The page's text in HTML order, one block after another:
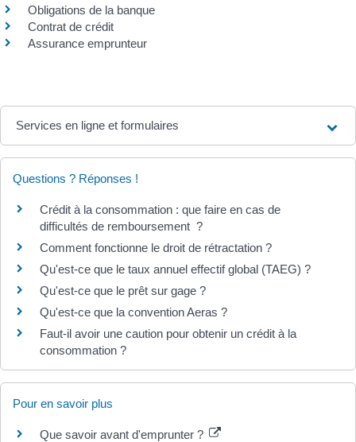
Obligations de la banque
Contrat de crédit
Assurance emprunteur
Services en ligne et formulaires
Questions ? Réponses !
Crédit à la consommation : que faire en cas de
difficultés de remboursement ?
Comment fonctionne le droit de rétractation ?
Qu'est-ce que le taux annuel effectif global (TAEG) ?
Qu'est-ce que le prêt sur gage ?
Qu'est-ce que la convention Aeras ?
Faut-il avoir une caution pour obtenir un crédit à la
consommation ?
Pour en savoir plus
Que savoir avant d'emprunter ?